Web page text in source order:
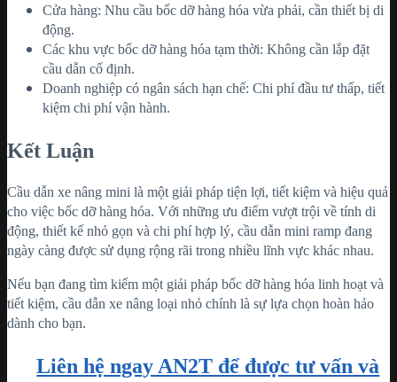
Cửa hàng: Nhu cầu bốc dỡ hàng hóa vừa phải, cần thiết bị di
động.
Các khu vực bốc dỡ hàng hóa tạm thời: Không cần lắp đặt
cầu dẫn cố định.
Doanh nghiệp có ngân sách hạn chế: Chi phí đầu tư thấp, tiết
kiệm chi phí vận hành.
Kết Luận
Cầu dẫn xe nâng mini là một giải pháp tiện lợi, tiết kiệm và hiệu quả
cho việc bốc dỡ hàng hóa. Với những ưu điểm vượt trội về tính di
động, thiết kế nhỏ gọn và chi phí hợp lý, cầu dẫn mini ramp đang
ngày càng được sử dụng rộng rãi trong nhiều lĩnh vực khác nhau.
Nếu bạn đang tìm kiếm một giải pháp bốc dỡ hàng hóa linh hoạt và
tiết kiệm, cầu dẫn xe nâng loại nhỏ chính là sự lựa chọn hoàn hảo
dành cho bạn.
Liên hệ ngay AN2T để được tư vấn và